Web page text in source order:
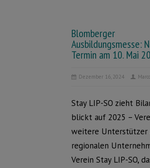
Blomberger
Ausbildungsmesse:
Termin am 10. Mai
Dezember 16, 2024
Stay LIP-SO zieht
blickt auf 2025 –
weitere Unterstützer
regionalen
Verein Stay LIP-SO,